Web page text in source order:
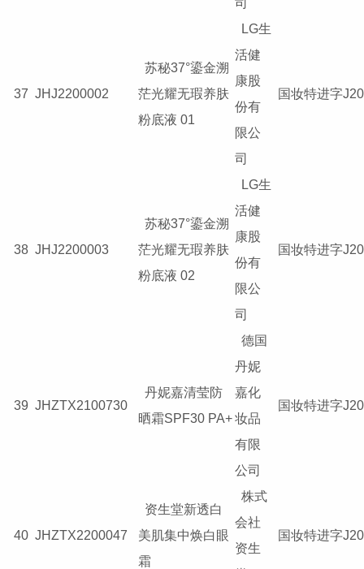
司
37 JHJ2200002
苏秘37°鎏金溯
茫光耀无瑕养肤
粉底液 01
LG生
活健
康股
份有
限公
司
国妆特进字
38 JHJ2200003
苏秘37°鎏金溯
茫光耀无瑕养肤
粉底液 02
LG生
活健
康股
份有
限公
司
国妆特进字
39 JHZTX2100730
丹妮嘉清莹防
晒霜SPF30 PA+
德国
丹妮
嘉化
妆品
有限
公司
国妆特进字
40 JHZTX2200047
资生堂新透白
美肌集中焕白眼
霜
株式
会社
资生
国妆特进字